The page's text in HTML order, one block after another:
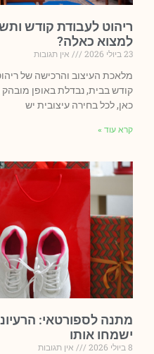
ריהוט לעבודת קודש
למצוא כאלה?
23 ביולי 2026
אין תגובות
מלאכת העיצוב והרכישה של
קודש בבית, נבדלת באופן
כאן, לכל בחירה עיצובית יש
קרא עוד »
מתנה לספורטאי:
ישמחו אותו
8 ביולי 2026
אין תגובות